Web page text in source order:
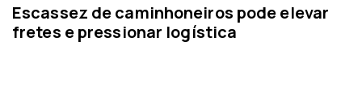
Escassez de caminhoneiros pode elevar
fretes e pressionar logística